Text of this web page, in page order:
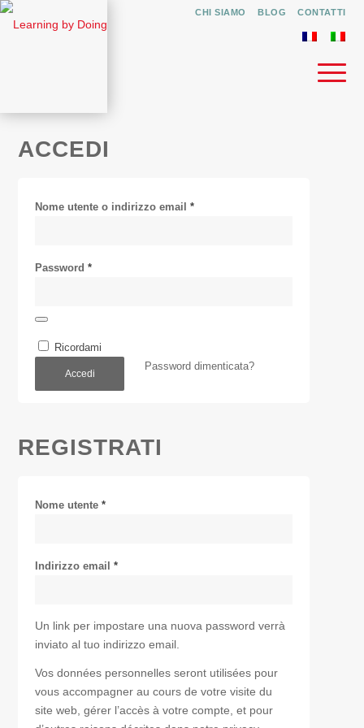
CHI SIAMO BLOG CONTATTI
ACCEDI
Nome utente o indirizzo email*
Password*
Ricordami
Accedi
Password dimenticata?
REGISTRATI
Nome utente*
Indirizzo email*
Un link per impostare una nuova password verrà
inviato al tuo indirizzo email.
Vos données personnelles seront utilisées pour
vous accompagner au cours de votre visite du
site web, gérer l’accès à votre compte, et pour